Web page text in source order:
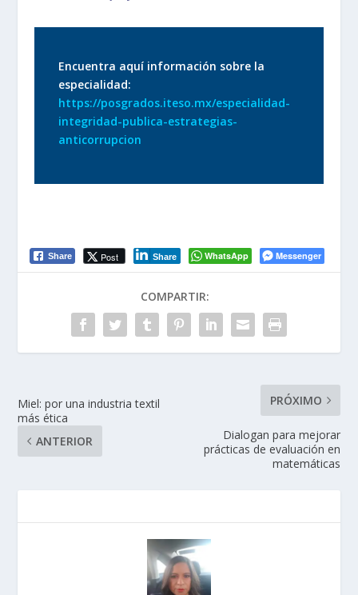
Encuentra aquí información sobre la
especialidad:
https://posgrados.iteso.mx/especialidad-
integridad-publica-estrategias-
anticorrupcion
Share Post Share WhatsApp Messenger
COMPARTIR:
Miel: por una industria textil
más ética
ANTERIOR
PRÓXIMO
Dialogan para mejorar
prácticas de evaluación en
matemáticas